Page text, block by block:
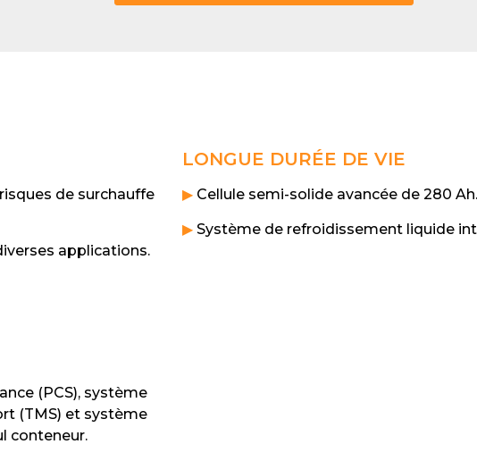
de surchauffe
applications.
LONGUE DURÉE DE VIE
▶Cellule semi-solide avancée de 280 Ah.
▶Système de refroidissement liquide
(PCS), système
(TMS) et système
conteneur.